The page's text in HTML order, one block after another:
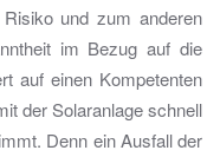
und zum anderen
im Bezug auf die
auf einen Kompetenten
der Solaranlage schnell
Denn ein Ausfall der